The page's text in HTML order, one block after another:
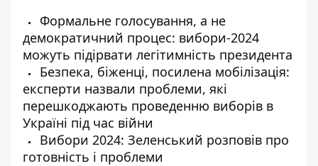
Формальне голосування, а не
демократичний процес: вибори-2024
можуть підірвати легітимність президента
Безпека, біженці, посилена мобілізація:
експерти назвали проблеми, які
перешкоджають проведенню виборів в
Україні під час війни
Вибори 2024: Зеленський розповів про
готовність і проблеми